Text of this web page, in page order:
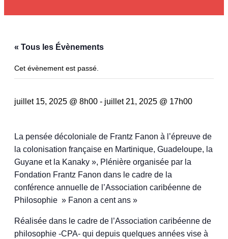
« Tous les Évènements
Cet évènement est passé.
juillet 15, 2025 @ 8h00 - juillet 21, 2025 @ 17h00
La pensée décoloniale de Frantz Fanon à l’épreuve de
la colonisation française en Martinique, Guadeloupe, la
Guyane et la Kanaky », Plénière organisée par la
Fondation Frantz Fanon dans le cadre de la
conférence annuelle de l’Association caribéenne de
Philosophie » Fanon a cent ans »
Réalisée dans le cadre de l’Association caribéenne de
philosophie -CPA- qui depuis quelques années vise à